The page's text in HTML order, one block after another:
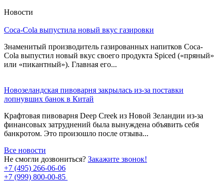
Новости
Coca-Cola выпустила новый вкус газировки
Знаменитый производитель газированных напитков Coca-
Cola выпустил новый вкус своего продукта Spiced («пряный»
или «пикантный»). Главная его...
Новозеландская пивоварня закрылась из-за поставки
лопнувших банок в Китай
Крафтовая пивоварня Deep Creek из Новой Зеландии из-за
финансовых затруднений была вынуждена объявить себя
банкротом. Это произошло после отзыва...
Все новости
Не смогли дозвониться? Закажите звонок!
+7 (495) 266-06-06
+7 (999) 800-00-85